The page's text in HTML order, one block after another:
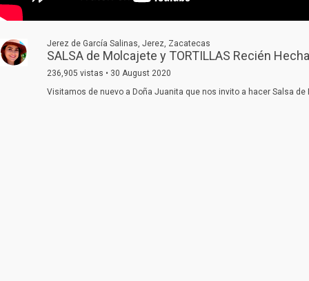
Jerez de García Salinas, Jerez, Zacatecas
SALSA de Molcajete y TORTILLAS Recién
236,905 vistas • 30 August 2020
Visitamos de nuevo a Doña Juanita que nos invito a hacer Salsa